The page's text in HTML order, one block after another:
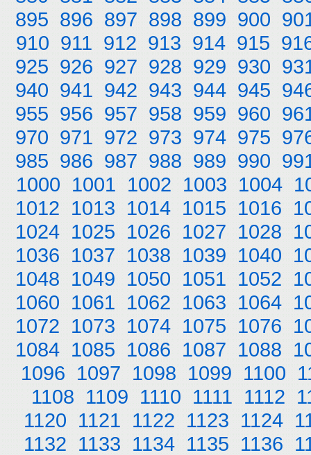
895 896 897 898 899 900
910 911 912 913 914 915
925 926 927 928 929 930
940 941 942 943 944 945
955 956 957 958 959 960
970 971 972 973 974 975
985 986 987 988 989 990
1000 1001 1002 1003 1004
1012 1013 1014 1015 1016
1024 1025 1026 1027 1028
1036 1037 1038 1039 1040
1048 1049 1050 1051 1052
1060 1061 1062 1063 1064
1072 1073 1074 1075 1076
1084 1085 1086 1087 1088
1096 1097 1098 1099 1100
1108 1109 1110 1111 1112
1120 1121 1122 1123 1124
1132 1133 1134 1135 1136